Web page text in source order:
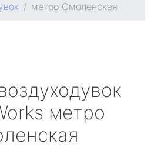
метро Смоленская
метро